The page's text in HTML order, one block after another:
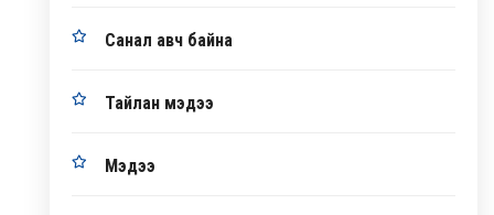
Санал авч байна
Тайлан мэдээ
Мэдээ